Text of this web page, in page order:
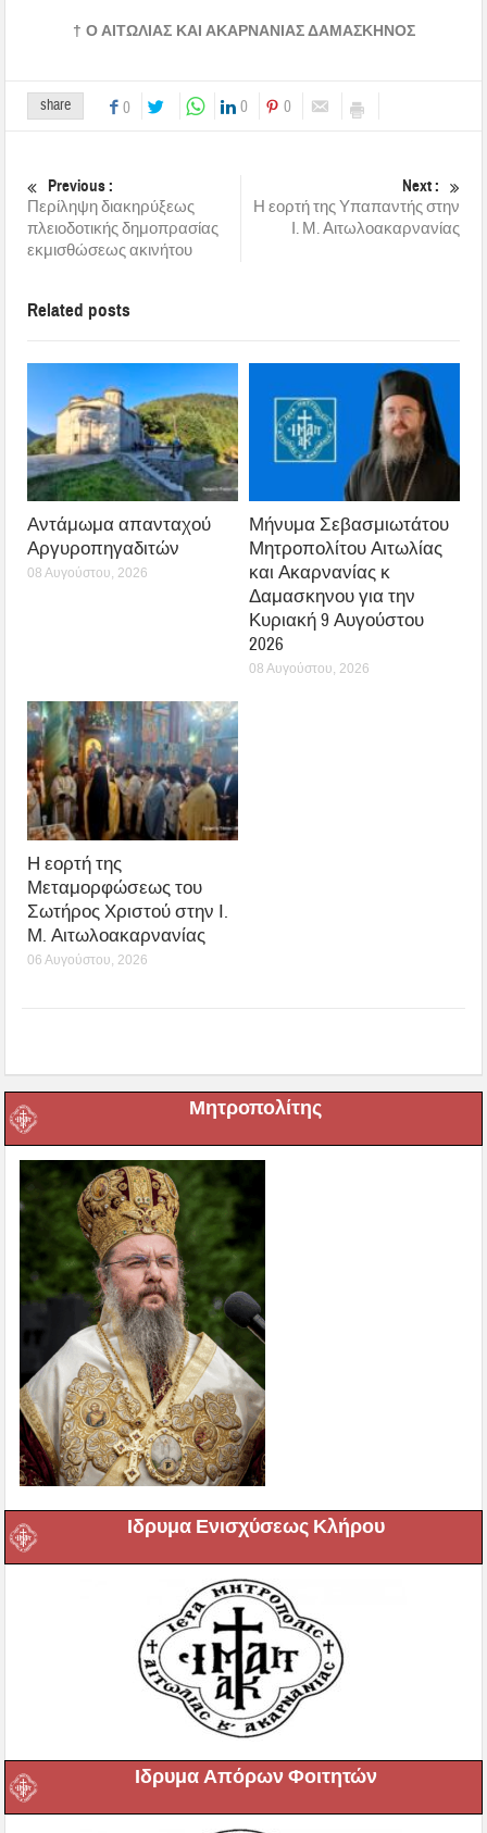
† Ο ΑΙΤΩΛΙΑΣ ΚΑΙ ΑΚΑΡΝΑΝΙΑΣ ΔΑΜΑΣΚΗΝΟΣ
share 0 0 0
Previous :
Περίληψη διακηρύξεως
πλειοδοτικής δημοπρασίας
εκμισθώσεως ακινήτου
Next :
Η εορτή της Υπαπαντής στην
Ι. Μ. Αιτωλοακαρνανίας
Related posts
Αντάμωμα απανταχού
Αργυροπηγαδιτών
08 Αυγούστου, 2026
Μήνυμα Σεβασμιωτάτου
Μητροπολίτου Αιτωλίας
και Ακαρνανίας κ
Δαμασκηνου για την
Κυριακή 9 Αυγούστου
2026
08 Αυγούστου, 2026
Η εορτή της
Μεταμορφώσεως του
Σωτήρος Χριστού στην Ι.
Μ. Αιτωλοακαρνανίας
06 Αυγούστου, 2026
Μητροπολίτης
Ιδρυμα Ενισχύσεως Κλήρου
Ιδρυμα Απόρων Φοιτητών